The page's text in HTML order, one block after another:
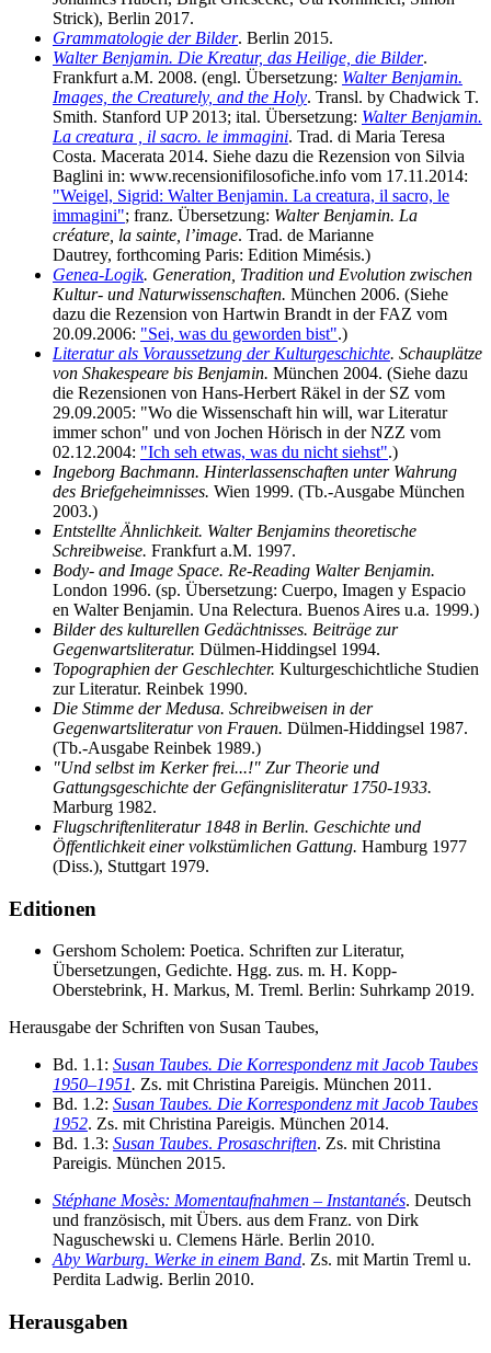
Strick), Berlin 2017.
Grammatologie der Bilder. Berlin 2015.
Walter Benjamin. Die Kreatur, das Heilige, die Bilder.
Frankfurt a.M. 2008. (engl. Übersetzung: Walter Benjamin.
Images, the Creaturely, and the Holy. Transl. by Chadwick T.
Smith. Stanford UP 2013; ital. Übersetzung: Walter Benjamin.
La creatura , il sacro. le immagini. Trad. di Maria Teresa
Costa. Macerata 2014. Siehe dazu die Rezension von Silvia
Baglini in: www.recensionifilosofiche.info vom 17.11.2014:
"Weigel, Sigrid: Walter Benjamin. La creatura, il sacro, le
immagini"; franz. Übersetzung: Walter Benjamin. La
créature, la sainte, l’image. Trad. de Marianne
Dautrey, forthcoming Paris: Edition Mimésis.)
Genea-Logik. Generation, Tradition und Evolution zwischen
Kultur- und Naturwissenschaften. München 2006. (Siehe
dazu die Rezension von Hartwin Brandt in der FAZ vom
20.09.2006: "Sei, was du geworden bist".)
Literatur als Voraussetzung der Kulturgeschichte. Schauplätze
von Shakespeare bis Benjamin. München 2004. (Siehe dazu
die Rezensionen von Hans-Herbert Räkel in der SZ vom
29.09.2005: "Wo die Wissenschaft hin will, war Literatur
immer schon" und von Jochen Hörisch in der NZZ vom
02.12.2004: "Ich seh etwas, was du nicht siehst".)
Ingeborg Bachmann. Hinterlassenschaften unter Wahrung
des Briefgeheimnisses. Wien 1999. (Tb.-Ausgabe München
2003.)
Entstellte Ähnlichkeit. Walter Benjamins theoretische
Schreibweise. Frankfurt a.M. 1997.
Body- and Image Space. Re-Reading Walter Benjamin.
London 1996. (sp. Übersetzung: Cuerpo, Imagen y Espacio
en Walter Benjamin. Una Relectura. Buenos Aires u.a. 1999.)
Bilder des kulturellen Gedächtnisses. Beiträge zur
Gegenwartsliteratur. Dülmen-Hiddingsel 1994.
Topographien der Geschlechter. Kulturgeschichtliche Studien
zur Literatur. Reinbek 1990.
Die Stimme der Medusa. Schreibweisen in der
Gegenwartsliteratur von Frauen. Dülmen-Hiddingsel 1987.
(Tb.-Ausgabe Reinbek 1989.)
"Und selbst im Kerker frei...!" Zur Theorie und
Gattungsgeschichte der Gefängnisliteratur 1750-1933.
Marburg 1982.
Flugschriftenliteratur 1848 in Berlin. Geschichte und
Öffentlichkeit einer volkstümlichen Gattung. Hamburg 1977
(Diss.), Stuttgart 1979.
Editionen
Gershom Scholem: Poetica. Schriften zur Literatur,
Übersetzungen, Gedichte. Hgg. zus. m. H. Kopp-
Oberstebrink, H. Markus, M. Treml. Berlin: Suhrkamp 2019.
Herausgabe der Schriften von Susan Taubes,
Bd. 1.1: Susan Taubes. Die Korrespondenz mit Jacob Taubes
1950–1951. Zs. mit Christina Pareigis. München 2011.
Bd. 1.2: Susan Taubes. Die Korrespondenz mit Jacob Taubes
1952. Zs. mit Christina Pareigis. München 2014.
Bd. 1.3: Susan Taubes. Prosaschriften. Zs. mit Christina
Pareigis. München 2015.
Stéphane Mosès: Momentaufnahmen – Instantanés. Deutsch
und französisch, mit Übers. aus dem Franz. von Dirk
Naguschewski u. Clemens Härle. Berlin 2010.
Aby Warburg. Werke in einem Band. Zs. mit Martin Treml u.
Perdita Ladwig. Berlin 2010.
Herausgaben